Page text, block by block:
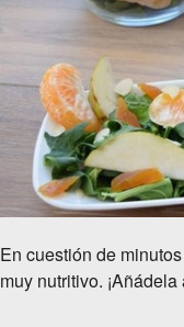
En cuestión de
muy nutritivo.